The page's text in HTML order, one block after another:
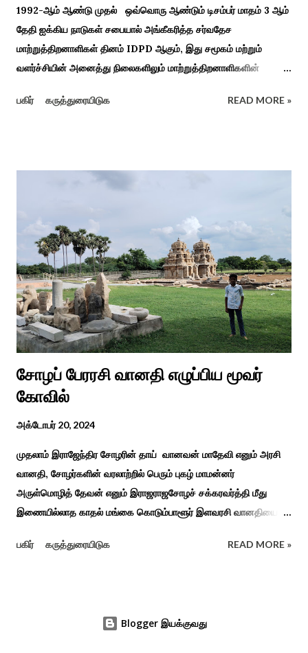
1992-ஆம் ஆண்டு முதல் ஒவ்வொரு ஆண்டும் டிசம்பர் மாதம் 3 ஆம்
தேதி ஐக்கிய நாடுகள் சபையால் அங்கீகரித்த சர்வதேச
மாற்றுத்திறனாளிகள் தினம் IDPD ஆகும், இது சமூகம் மற்றும்
வளர்ச்சியின் அனைத்து நிலைகளிலும் மாற்றுத்திறனாளிகளின்
நோக்கமாகக் கொண்டது. சமூகத்தில் மாற்றுத்திறனாளிகளின்
நிகழ்ச்சிகள், கருத்தரங்குகள் மற்றும் உதவிகள் வழங்கும் விழாக்கள்
பல்கலைக்கழகத்தின் சிறப்புக் கல்வி மற்றும் மறுவாழ்வு அறிவியல்
துறை, மற்றும் டாக்டர் அழகப்பா கல்வி அறிவியல் நிறுவனம் , மற்றும்
காரைக்குடி ஹெரிடேஜ் ரோட்டரி கிளப், மற்றும் மாற்றுத்
திறனாளிகளுக்கான மல்டிமோடல் மெட்டீரியல் உற்பத்திக்கான மையம்,
மற்றும் ஐடி மற்றும் ஆட்டிசத்திற்கான அழகப்பா பல்கலைக்கழக
சிறப்புப் பள்ளி சார்பில் இந்த ஆணடு விழா சர்வதேச மாற்று...
பகிர் கருத்துரையிடுக READ MORE »
சோழப் பேரரசி வானதி எழுப்பிய மூவர்
கோவில்
அக்டோபர் 20, 2024
முதலாம் இராஜேந்திர சோழரின் தாய் வானவன் மாதேவி எனும் அரசி
வானதி, சோழர்களின் வரலாற்றில் பெரும் புகழ் மாமன்னர்
அருள்மொழித் தேவன் எனும் இராஜராஜசோழச் சக்கரவர்த்தி மீது
இணையில்லாத காதல் மங்கை கொடும்பாளூர் இளவரசி வானதியை
கடற்படையின் பரப்பை இலங்கை வரை சென்று வென்று வந்த
இழந்தவர். கொடும்பாளூர் சிற்றரசன் அதாவது வேளிர் சோழ
பகிர் கருத்துரையிடுக READ MORE »
Blogger இயக்குவது